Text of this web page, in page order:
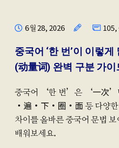
6월 28, 2026 105,
중국어 ‘한 번’이 이렇
(动量词) 완벽 구분 가이
중국어 ‘한 번’은 ‘一次’
·遍·下·圈·面 등 다양한
차이를 올바른 중국어 문법
배워보세요.